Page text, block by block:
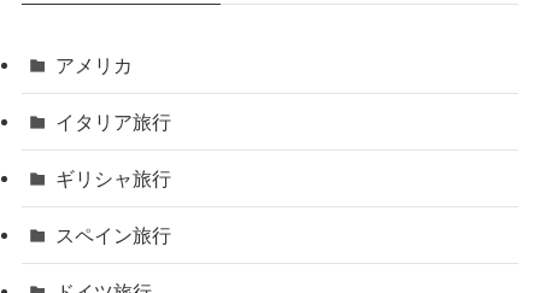
アメリカ
イタリア旅行
ギリシャ旅行
スペイン旅行